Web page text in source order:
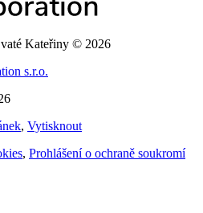
Kateřiny © 2026
s.r.o.
, Vytisknout
, Prohlášení o ochraně soukromí